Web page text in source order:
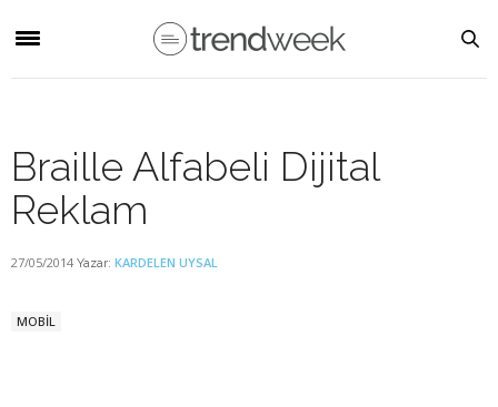
Braille Alfabeli Dijital
Reklam
27/05/2014 Yazar: KARDELEN UYSAL
MOBİL